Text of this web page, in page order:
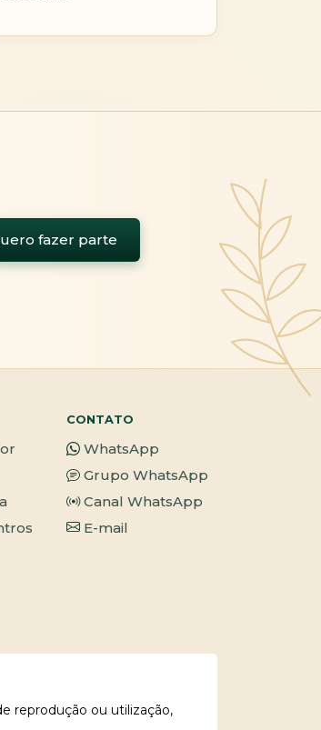
fazer parte
CONTATO
WhatsApp
Grupo WhatsApp
Canal WhatsApp
E-mail
reprodução ou utilização,